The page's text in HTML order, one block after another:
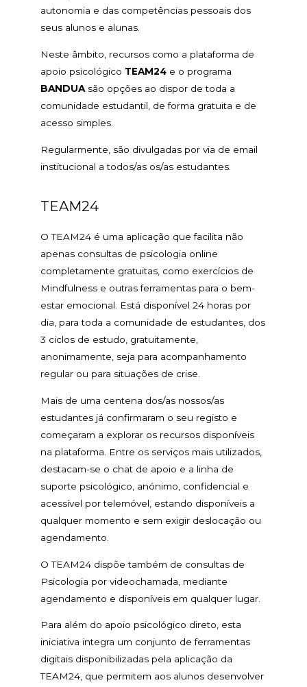
autonomia e das competências pessoais dos
seus alunos e alunas.
Neste âmbito, recursos como a plataforma de
apoio psicológico TEAM24 e o programa
BANDUA são opções ao dispor de toda a
comunidade estudantil, de forma gratuita e de
acesso simples.
Regularmente, são divulgadas por via de email
institucional a todos/as os/as estudantes.
TEAM24
O TEAM24 é uma aplicação que facilita não
apenas consultas de psicologia online
completamente gratuitas, como exercícios de
Mindfulness e outras ferramentas para o bem-
estar emocional. Está disponível 24 horas por
dia, para toda a comunidade de estudantes, dos
3 ciclos de estudo, gratuitamente,
anonimamente, seja para acompanhamento
regular ou para situações de crise.
Mais de uma centena dos/as nossos/as
estudantes já confirmaram o seu registo e
começaram a explorar os recursos disponíveis
na plataforma. Entre os serviços mais utilizados,
destacam-se o chat de apoio e a linha de
suporte psicológico, anónimo, confidencial e
acessível por telemóvel, estando disponíveis a
qualquer momento e sem exigir deslocação ou
agendamento.
O TEAM24 dispõe também de consultas de
Psicologia por videochamada, mediante
agendamento e disponíveis em qualquer lugar.
Para além do apoio psicológico direto, esta
iniciativa integra um conjunto de ferramentas
digitais disponibilizadas pela aplicação da
TEAM24, que permitem aos alunos desenvolver